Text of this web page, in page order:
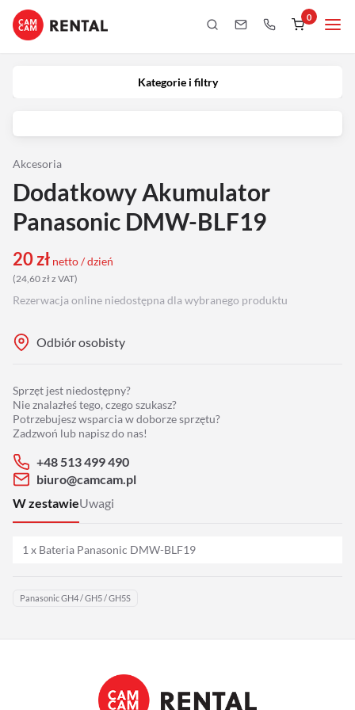
0
Kategorie i filtry
Akcesoria
Dodatkowy Akumulator
Panasonic DMW-BLF19
20zł netto / dzień
(24,60złz VAT)
Rezerwacja online niedostępna dla wybranego produktu
Odbiór osobisty
Sprzęt jest niedostępny?
Nie znalazłeś tego, czego szukasz?
Potrzebujesz wsparcia w doborze sprzętu?
Zadzwoń lub napisz do nas!
+48 513 499 490
biuro@camcam.pl
W zestawieUwagi
1 x Bateria Panasonic DMW-BLF19
Panasonic GH4 / GH5 / GH5S
Kategorie i filtry
Obiektywy
Podgląd
Drony
Audio
Grip
Hot Head